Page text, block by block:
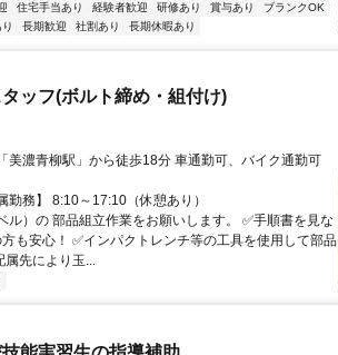
住宅手当あり 経験者歓迎 研修あり 賞与あり
ブランクOK
長期歓迎 社割あり 長期休暇あり
ッフ(ボルト締め・組付け)
老線「美濃青柳駅」から徒歩18分 車通勤可、バイク通勤可
勤務】 8:10～17:10（休憩あり）
ル）の 部品組立作業をお願いします。 ✅手順書を見な
も安心！ ✅インパクトレンチ等の工具を使用して部品
属先により玉...